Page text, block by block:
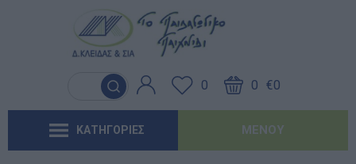
0 0 €0
ΚΑΤΗΓΟΡΙΕΣ ΜΕΝΟΎ
Γλώσσα & Γραφή
Ανακαλύπτοντας τα Μαθηματικά
Φυσικές Επιστήμες
Λογοθεραπεία
Προβλήματα Όρασης
Βασικός εξοπλισμός & Μονάδες
Χειροτεχνία
Χορός & Θέατρο
Παιχνίδια Κήπου
Επαγγελματικές Παιδικές Χαρές
Συνθέσεις Παιδικής Χαράς για ΑμεΑ
Ιδέες για τα Χριστούγεννα
Ιδέες για τις Απόκριες
Ιδέες για το Πάσχα
Έντυπα-Βιβλία Παιδικών Σταθμων
Έντυπα-Βιβλία Νηπιαγωγείων
Έντυπα-Βιβλία Δημοτικών